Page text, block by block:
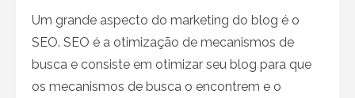
Um grande aspecto do marketing do blog é o
SEO. SEO é a otimização de mecanismos de
busca e consiste em otimizar seu blog para que
os mecanismos de busca o encontrem e o